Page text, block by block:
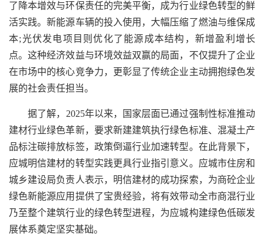
了降本增效与环保责任的完美平衡，成为行业绿色转型的鲜
活实践。新能源车辆的投入使用，大幅压缩了燃油与维保成
本;光伏发电项目则优化了能源成本结构，新增盈利增长
点。这种经济效益与环境效益双赢的局面，不仅提升了企业
在市场中的核心竞争力，更彰显了传统企业主动拥抱绿色发
展的社会责任担当。
据了解，2025年以来，国家层面已通过强制性标准推动
建材行业绿色革新，要求新建建筑执行绿色标准、混凝土产
品标注碳排放标签，政策倒逼行业加速转型。在此背景下，
应城明信建材的转型实践更具行业指引意义。应城市住房和
城乡建设局负责人表示，明信建材的成功探索，为商砼企业
绿色新能源应用提供了宝贵经验，将有效带动全市商混行业
乃至整个建筑行业的绿色转型进程，为应城构建绿色低碳发
展体系奠定坚实基础。